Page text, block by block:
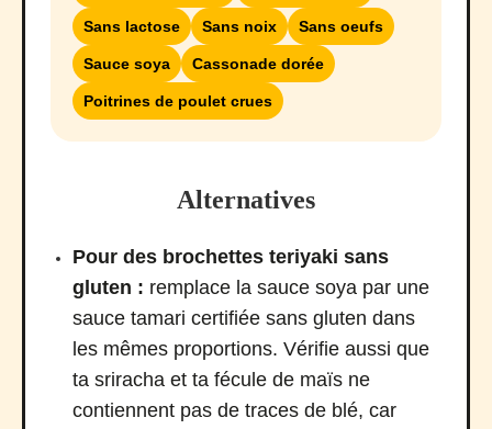
Sans lactose Sans noix Sans oeufs
Sauce soya Cassonade dorée
Poitrines de poulet crues
Alternatives
Pour des brochettes teriyaki sans
gluten : remplace la sauce soya par une
sauce tamari certifiée sans gluten dans
les mêmes proportions. Vérifie aussi que
ta sriracha et ta fécule de maïs ne
contiennent pas de traces de blé, car